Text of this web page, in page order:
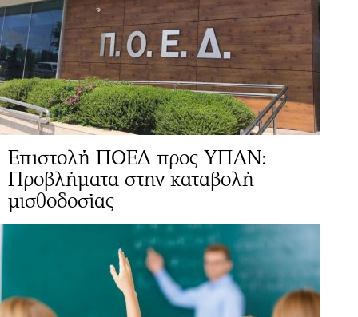
Επιστολή ΠΟΕΔ προς ΥΠΑΝ:
Προβλήματα στην καταβολή
μισθοδοσίας